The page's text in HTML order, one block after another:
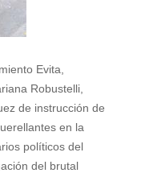
Evita,
Robustelli,
de instrucción de
en la
políticos del
del brutal